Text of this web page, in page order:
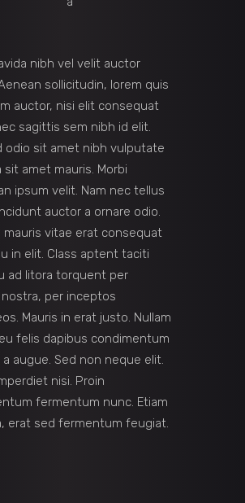
nibh vel velit auctor
sollicitudin, lorem quis
auctor, nisi elit consequat
sagittis sem nibh id elit.
odio sit amet nibh vulputate
sit amet mauris. Morbi
ipsum velit. Nam nec tellus
auctor a ornare odio.
mauris vitae erat consequat
in elit. Class aptent taciti
ad litora torquent per
per inceptos
Mauris in erat justo. Nullam
felis dapibus condimentum
augue. Sed non neque elit.
nisi. Proin
fermentum nunc. Etiam
erat sed fermentum feugiat.